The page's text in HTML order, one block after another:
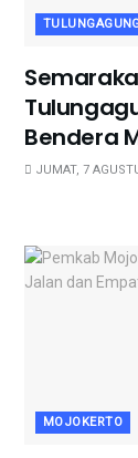
Bendera
JUMAT, 7
MOJOKERTO